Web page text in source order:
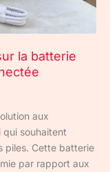
la batterie
aux
qui souhaitent
piles. Cette batterie
par rapport aux